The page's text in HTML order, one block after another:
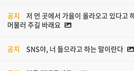
공지
저 먼 곳에서 가을이 올라오고 있다고
머물러 주길 바래요
공지 SNS야, 너 들으라고 하는 말이란다